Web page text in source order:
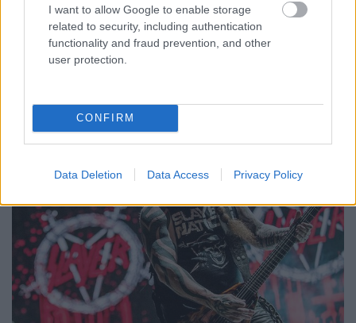
I want to allow Google to enable storage
related to security, including authentication
functionality and fraud prevention, and other
user protection.
CONFIRM
Data Deletion Data Access Privacy Policy
Pár nappal a 70. születésnapja után elhunyt Ian
Feaser "Lemmy" Kilmister. A hírek a rák egy